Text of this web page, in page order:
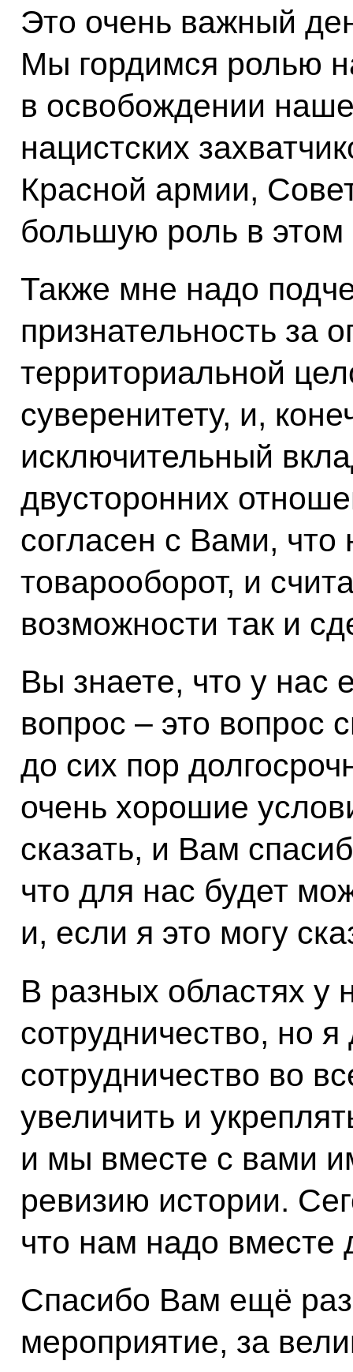
Это очень важный
Мы гордимся ролью
в освобождении
нацистских
Красной армии,
большую роль в
Также мне надо
признательность за
территориальной
суверенитету, и,
исключительный
двусторонних
согласен с Вами,
товарооборот, и
возможности так и
Вы знаете, что у нас
вопрос – это вопрос
до сих пор
очень хорошие
сказать, и Вам
что для нас будет
и, если я это могу
В разных областях у
сотрудничество, но
сотрудничество во
увеличить и
и мы вместе с вами
ревизию истории.
что нам надо вместе
Спасибо Вам ещё раз
мероприятие, за